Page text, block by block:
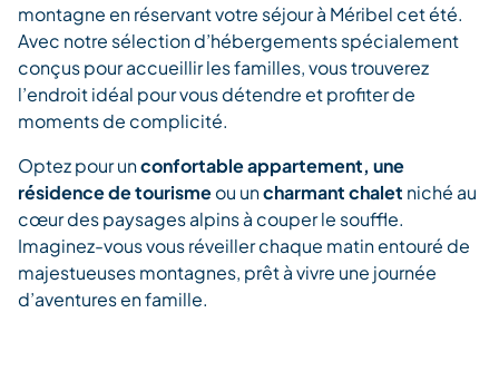
montagne en réservant votre séjour à Méribel cet été.
Avec notre sélection d’hébergements spécialement
conçus pour accueillir les familles, vous trouverez
l’endroit idéal pour vous détendre et profiter de
moments de complicité.
Optez pour unconfortable appartement, une
résidence de tourismeou uncharmant chalet niché au
cœur des paysages alpins à couper le souffle.
Imaginez-vous vous réveiller chaque matin entouré de
majestueuses montagnes, prêt à vivre une journée
d’aventures en famille.